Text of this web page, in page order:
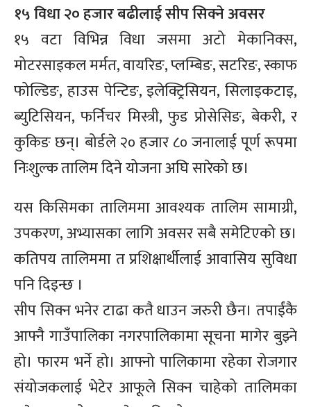
१५ विधा २० हजार बढीलाई सीप सिक्ने अवसर
१५ वटा विभिन्न विधा जसमा अटो मेकानिक्स,
मोटरसाइकल मर्मत, वायरिङ, प्लम्बिङ, सटरिङ, स्काफ
फोल्डिङ, हाउस पेन्टिङ, इलेक्ट्रिसियन, सिलाइकटाइ,
ब्युटिसियन, फर्निचर मिस्त्री, फुड प्रोसेसिङ, बेकरी, र
कुकिङ छन्। बोर्डले २० हजार ८० जनालाई पूर्ण रूपमा
निःशुल्क तालिम दिने योजना अघि सारेको छ।
यस किसिमका तालिममा आवश्यक तालिम सामाग्री,
उपकरण, अभ्यासका लागि अवसर सबै समेटिएको छ।
कतिपय तालिममा त प्रशिक्षार्थीलाई आवासिय सुविधा
पनि दिइन्छ ।
सीप सिक्न भनेर टाढा कतै धाउन जरुरी छैन। तपाईंकै
आफ्नै गाउँपालिका नगरपालिकामा सूचना मागेर बुझ्ने
हो। फारम भर्ने हो। आफ्नो पालिकामा रहेका रोजगार
संयोजकलाई भेटेर आफूले सिक्न चाहेको तालिमका